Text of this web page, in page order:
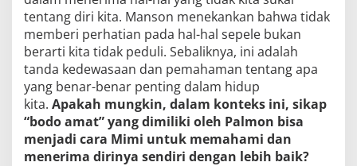
tentang diri kita. Manson menekankan bahwa tidak
memberi perhatian pada hal-hal sepele bukan
berarti kita tidak peduli. Sebaliknya, ini adalah
tanda kedewasaan dan pemahaman tentang apa
yang benar-benar penting dalam hidup
kita. Apakah mungkin, dalam konteks ini, sikap
“bodo amat” yang dimiliki oleh Palmon bisa
menjadi cara Mimi untuk memahami dan
menerima dirinya sendiri dengan lebih baik?